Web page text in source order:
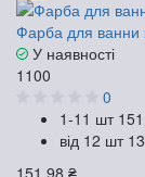
Фарба для ванни
У наявності
1100
0
1-11 шт
від 12 шт
151.98 ₴